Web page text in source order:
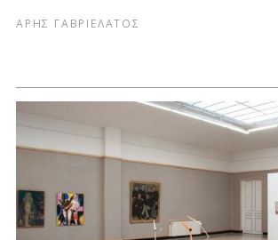
ΑΡΗΣ ΓΑΒΡΙΕΛΑΤΟΣ